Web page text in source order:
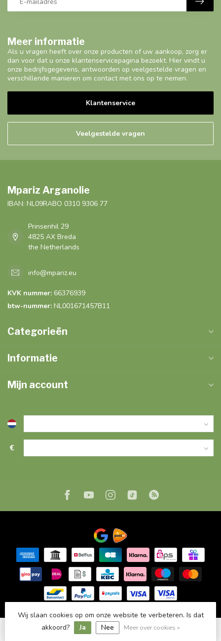
Meer informatie
Als u vragen heeft over onze producten of uw aankoop, zorg er
dan voor dat u onze klantenservicepagina bezoekt. Hier vindt u
onze bedrijfsgegevens, antwoorden op veelgestelde vragen en
verschillende manieren om contact met ons op te nemen.
Klantenservice
Veelgestelde vragen
Mpariz Arganolie
IBAN: NL09RABO 0310 9306 77
Prinsenhil 29
4825 AX Breda
the Netherlands
info@mpariz.eu
KVK nummer: 66376939
btw-nummer: NL001671457B11
Categorieën
Informatie
Mijn account
€
© Copyright 2023 Mpariz Arganolie
Wij slaan cookies op om onze website te verbeteren. Is dat
akkoord?
Ja Nee
Meer over cookies »
Wij slaan cookies op om onze website te verbeteren. Is dat
akkoord?
Ja Nee Meer over cookies »